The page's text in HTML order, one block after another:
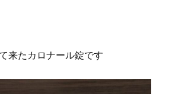
来たカロナール錠です